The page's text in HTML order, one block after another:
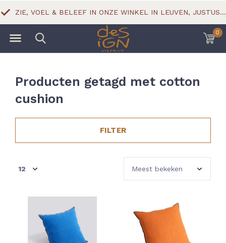
0
ZIE, VOEL & BELEEF IN ONZE WINKEL IN LEUVEN, JUSTUS LIPSIUSSTRAAT 18
Producten getagd met cotton
cushion
FILTER